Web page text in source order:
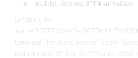
in : YouTube, Archivio, BTTN su YouTube
[amazon_link
template=’ProductCarousel’
marketplace=’IT’ link_id=’ff7dafe4-d9bd-